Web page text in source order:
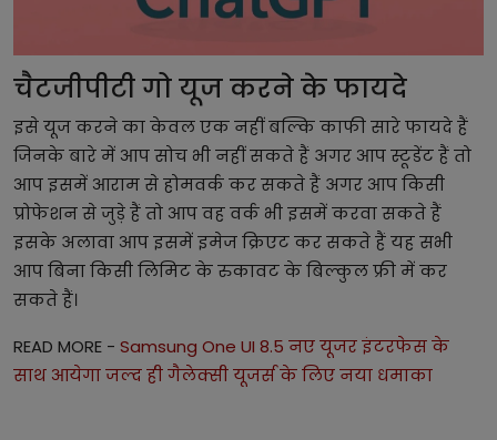
चैटजीपीटी गो यूज करने के फायदे
इसे यूज करने का केवल एक नहीं बल्कि काफी सारे फायदे हैं
जिनके बारे में आप सोच भी नहीं सकते हैं अगर आप स्टूडेंट हैं तो
आप इसमें आराम से होमवर्क कर सकते हैं अगर आप किसी
प्रोफेशन से जुड़े हैं तो आप वह वर्क भी इसमें करवा सकते हैं
इसके अलावा आप इसमें इमेज क्रिएट कर सकते हैं यह सभी
आप बिना किसी लिमिट के रुकावट के बिल्कुल फ्री में कर
सकते हैं।
READ MORE - Samsung One UI 8.5 नए यूजर इंटरफेस के
साथ आयेगा जल्द ही गैलेक्सी यूजर्स के लिए नया धमाका